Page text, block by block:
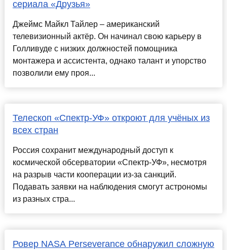
сериала «Друзья»
Джеймс Майкл Тайлер – американский
телевизионный актёр. Он начинал свою карьеру в
Голливуде с низких должностей помощника
монтажера и ассистента, однако талант и упорство
позволили ему проя...
Телескоп «Спектр-УФ» откроют для учёных из
всех стран
Россия сохранит международный доступ к
космической обсерватории «Спектр-УФ», несмотря
на разрыв части кооперации из-за санкций.
Подавать заявки на наблюдения смогут астрономы
из разных стра...
Ровер NASA Perseverance обнаружил сложную